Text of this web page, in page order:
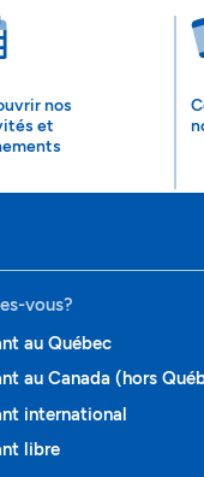
nos
et
vous?
au Québec
au Canada (hors
international
libre